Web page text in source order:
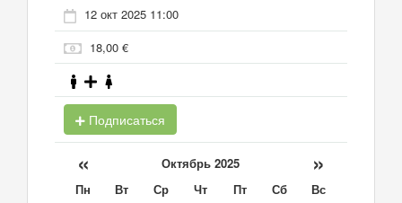
12 окт 2025 11:00
18,00 €
Подписаться
« Октябрь 2025 »
Пн Вт Ср Чт Пт Сб
Вс